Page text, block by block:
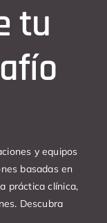
tu
y equipos
basadas en
práctica clínica,
Descubra